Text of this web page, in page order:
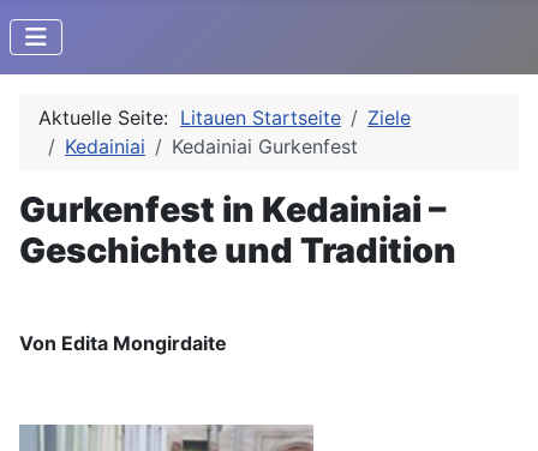
Aktuelle Seite: Litauen Startseite
Ziele
Kedainiai
Kedainiai Gurkenfest
Gurkenfest in Kedainiai –
Geschichte und Tradition
Von Edita Mongirdaite